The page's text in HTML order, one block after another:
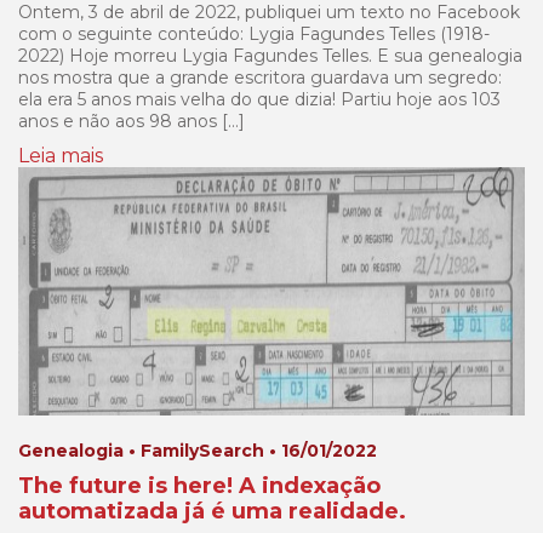
Ontem, 3 de abril de 2022, publiquei um texto no Facebook
com o seguinte conteúdo: Lygia Fagundes Telles (1918-
2022) Hoje morreu Lygia Fagundes Telles. E sua genealogia
nos mostra que a grande escritora guardava um segredo:
ela era 5 anos mais velha do que dizia! Partiu hoje aos 103
anos e não aos 98 anos […]
Leia mais
Genealogia • FamilySearch • 16/01/2022
The future is here! A indexação
automatizada já é uma realidade.